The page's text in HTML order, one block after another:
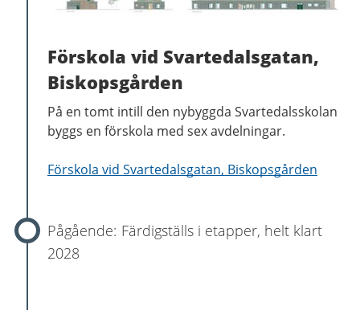
Förskola vid Svartedalsgatan,
Biskopsgården
På en tomt intill den nybyggda Svartedalsskolan
byggs en förskola med sex avdelningar.
Förskola vid Svartedalsgatan, Biskopsgården
Färdigställs i etapper, helt klart
2028